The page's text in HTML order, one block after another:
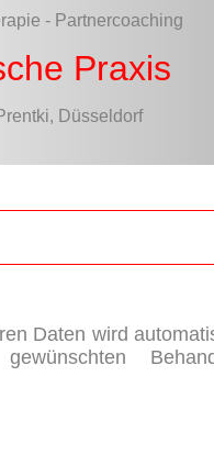
- Partnercoaching
Praxis
Düsseldorf
Daten wird